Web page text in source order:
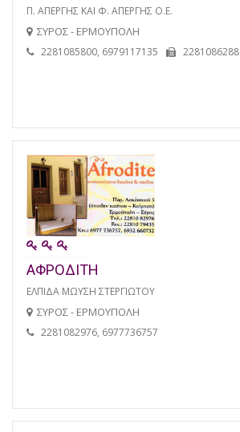
Π. ΑΠΕΡΓΗΣ ΚΑΙ Φ. ΑΠΕΡΓΗΣ Ο.Ε.
ΣΥΡΟΣ - ΕΡΜΟΥΠΟΛΗ
2281085800, 6979117135 2281086288
ΑΦΡΟΔΙΤΗ
ΕΛΠΙΔΑ ΜΩΥΣΗ ΣΤΕΡΓΙΩΤΟΥ
ΣΥΡΟΣ - ΕΡΜΟΥΠΟΛΗ
2281082976, 6977736757